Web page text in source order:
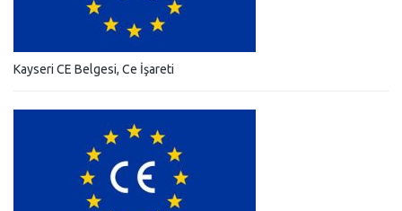
Kayseri CE Belgesi, Ce İşareti